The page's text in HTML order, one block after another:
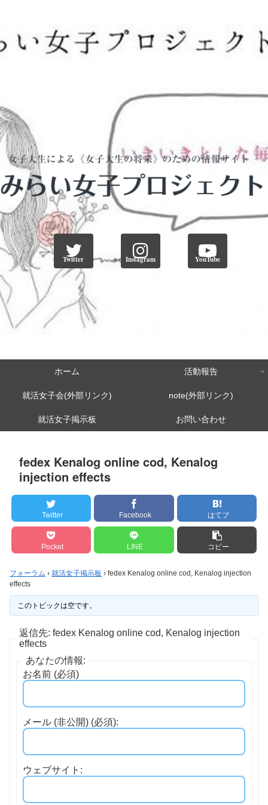
Twitter Instagram YouTube
ホーム 活動報告
就活女子会(外部リンク) note(外部リンク)
就活女子掲示板 お問い合わせ
fedex Kenalog online cod, Kenalog
injection effects
Twitter Facebook はてブ
Pocket LINE コピー
フォーラム › 就活女子掲示板 › fedex Kenalog online cod, Kenalog injection
effects
このトピックは空です。
返信先: fedex Kenalog online cod, Kenalog injection
effects
あなたの情報:
お名前 (必須)
メール (非公開) (必須):
ウェブサイト: